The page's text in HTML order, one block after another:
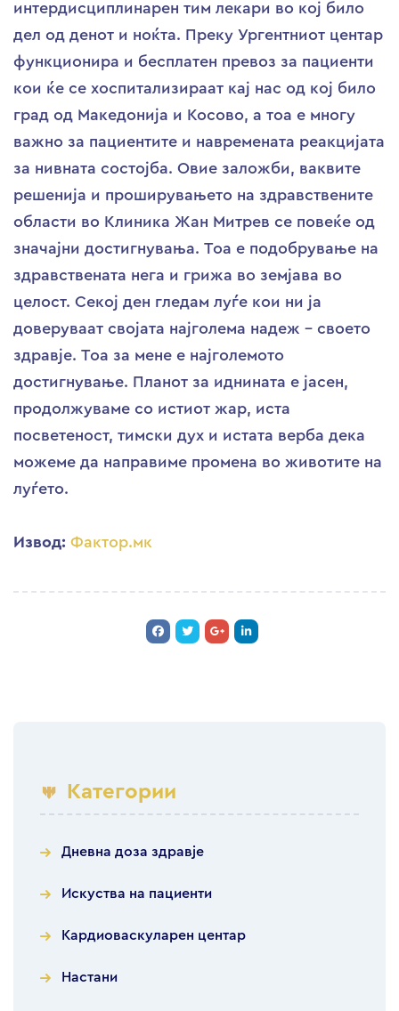
интердисциплинарен тим лекари во кој било
дел од денот и ноќта. Преку Ургентниот центар
функционира и бесплатен превоз за пациенти
кои ќе се хоспитализираат кај нас од кој било
град од Македонија и Косово, а тоа е многу
важно за пациентите и навремената реакцијата
за нивната состојба. Овие заложби, ваквите
решенија и проширувањето на здравствените
области во Клиника Жан Митрев се повеќе од
значајни достигнувања. Тоа е подобрување на
здравствената нега и грижа во земјава во
целост. Секој ден гледам луѓе кои ни ја
доверуваат својата најголема надеж – своето
здравје. Тоа за мене е најголемото
достигнување. Планот за иднината е јасен,
продолжуваме со истиот жар, иста
посветеност, тимски дух и истата верба дека
можеме да направиме промена во животите на
луѓето.
Извод: Фактор.мк
Категории
Дневна доза здравје
Искуства на пациенти
Кардиоваскуларен центар
Настани